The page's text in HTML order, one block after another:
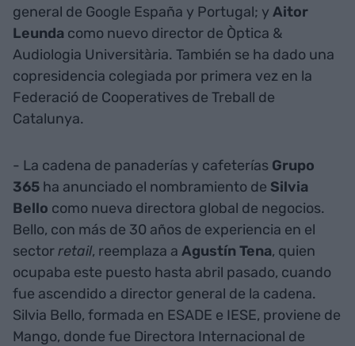
general de Google España y Portugal; y Aitor
Leunda como nuevo director de Òptica &
Audiologia Universitària. También se ha dado una
copresidencia colegiada por primera vez en la
Federació de Cooperatives de Treball de
Catalunya.
- La cadena de panaderías y cafeterías Grupo
365 ha anunciado el nombramiento de Silvia
Bello como nueva directora global de negocios.
Bello, con más de 30 años de experiencia en el
sectorretail, reemplaza a Agustín Tena, quien
ocupaba este puesto hasta abril pasado, cuando
fue ascendido a director general de la cadena.
Silvia Bello, formada en ESADE e IESE, proviene de
Mango, donde fue Directora Internacional de